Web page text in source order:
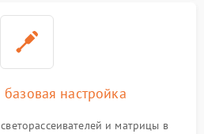
настройка
и матрицы в